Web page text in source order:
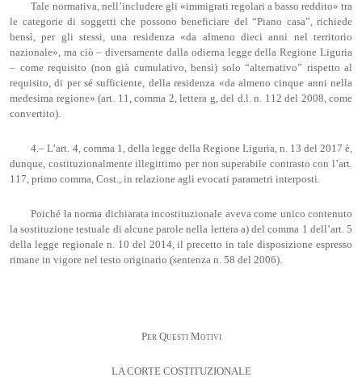
Tale normativa, nell’includere gli «immigrati regolari a basso reddito» tra
le categorie di soggetti che possono beneficiare del “Piano casa”, richiede
bensì, per gli stessi, una residenza «da almeno dieci anni nel territorio
nazionale», ma ciò – diversamente dalla odierna legge della Regione Liguria
– come requisito (non già cumulativo, bensì) solo “alternativo” rispetto al
requisito, di per sé sufficiente, della residenza «da almeno cinque anni nella
medesima regione» (art. 11, comma 2, lettera g, del d.l. n. 112 del 2008, come
convertito).
4.– L’art. 4, comma 1, della legge della Regione Liguria, n. 13 del 2017 è,
dunque, costituzionalmente illegittimo per non superabile contrasto con l’art.
117, primo comma, Cost., in relazione agli evocati parametri interposti.
Poiché la norma dichiarata incostituzionale aveva come unico contenuto
la sostituzione testuale di alcune parole nella lettera a) del comma 1 dell’art. 5
della legge regionale n. 10 del 2014, il precetto in tale disposizione espresso
rimane in vigore nel testo originario (sentenza n. 58 del 2006).
Per Questi Motivi
LA CORTE COSTITUZIONALE